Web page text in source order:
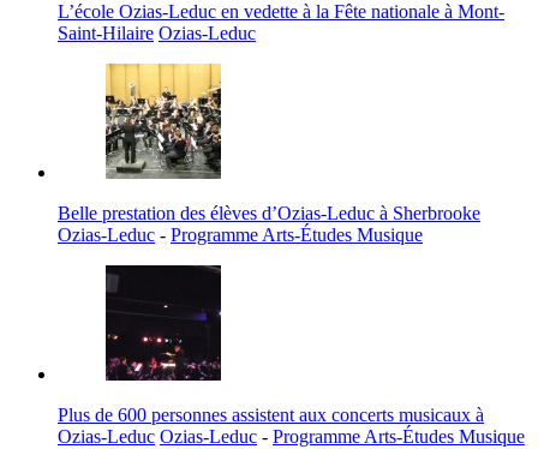
L’école Ozias-Leduc en vedette à la Fête nationale à Mont-
Saint-Hilaire Ozias-Leduc
Belle prestation des élèves d’Ozias-Leduc à Sherbrooke
Ozias-Leduc - Programme Arts-Études Musique
Plus de 600 personnes assistent aux concerts musicaux à
Ozias-Leduc Ozias-Leduc - Programme Arts-Études Musique